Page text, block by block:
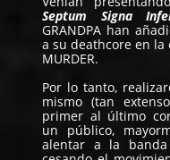
Septum Signa
GRANDPA han
a su deathcore en la
MURDER.
Por lo tanto,
mismo (tan
primer al último
un público,
alentar a la